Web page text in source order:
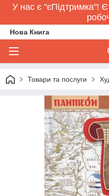
У нас є "єПідтримка"!
Нова Книга
Товари та послуги